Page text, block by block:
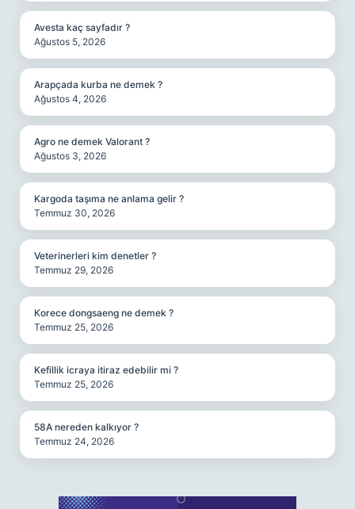
Avesta kaç sayfadır ?
Ağustos 5, 2026
Arapçada kurba ne demek ?
Ağustos 4, 2026
Agro ne demek Valorant ?
Ağustos 3, 2026
Kargoda taşıma ne anlama gelir ?
Temmuz 30, 2026
Veterinerleri kim denetler ?
Temmuz 29, 2026
Korece dongsaeng ne demek ?
Temmuz 25, 2026
Kefillik icraya itiraz edebilir mi ?
Temmuz 25, 2026
58A nereden kalkıyor ?
Temmuz 24, 2026